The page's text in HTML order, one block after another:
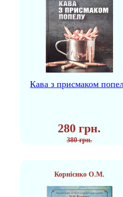
Кава з присмаком
280 грн.
380 грн.
Корнієнко О.М.